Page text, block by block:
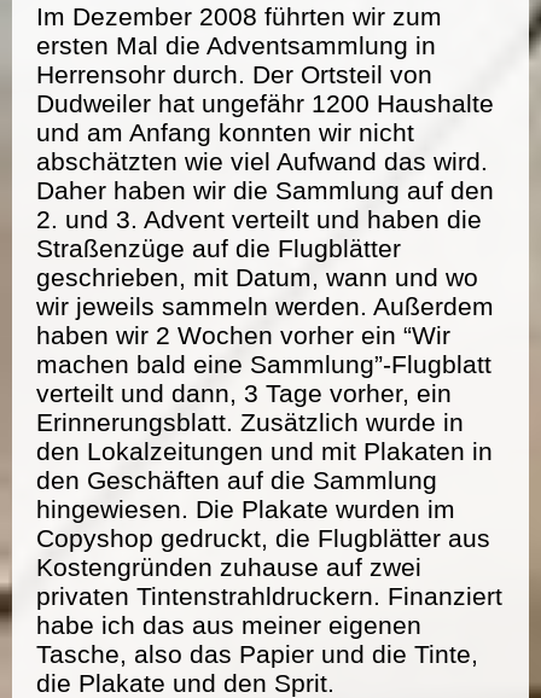
Im Dezember 2008 führten wir zum
ersten Mal die Adventsammlung in
Herrensohr durch. Der Ortsteil von
Dudweiler hat ungefähr 1200 Haushalte
und am Anfang konnten wir nicht
abschätzten wie viel Aufwand das wird.
Daher haben wir die Sammlung auf den
2. und 3. Advent verteilt und haben die
Straßenzüge auf die Flugblätter
geschrieben, mit Datum, wann und wo
wir jeweils sammeln werden. Außerdem
haben wir 2 Wochen vorher ein “Wir
machen bald eine Sammlung”-Flugblatt
verteilt und dann, 3 Tage vorher, ein
Erinnerungsblatt. Zusätzlich wurde in
den Lokalzeitungen und mit Plakaten in
den Geschäften auf die Sammlung
hingewiesen. Die Plakate wurden im
Copyshop gedruckt, die Flugblätter aus
Kostengründen zuhause auf zwei
privaten Tintenstrahldruckern. Finanziert
habe ich das aus meiner eigenen
Tasche, also das Papier und die Tinte,
die Plakate und den Sprit.